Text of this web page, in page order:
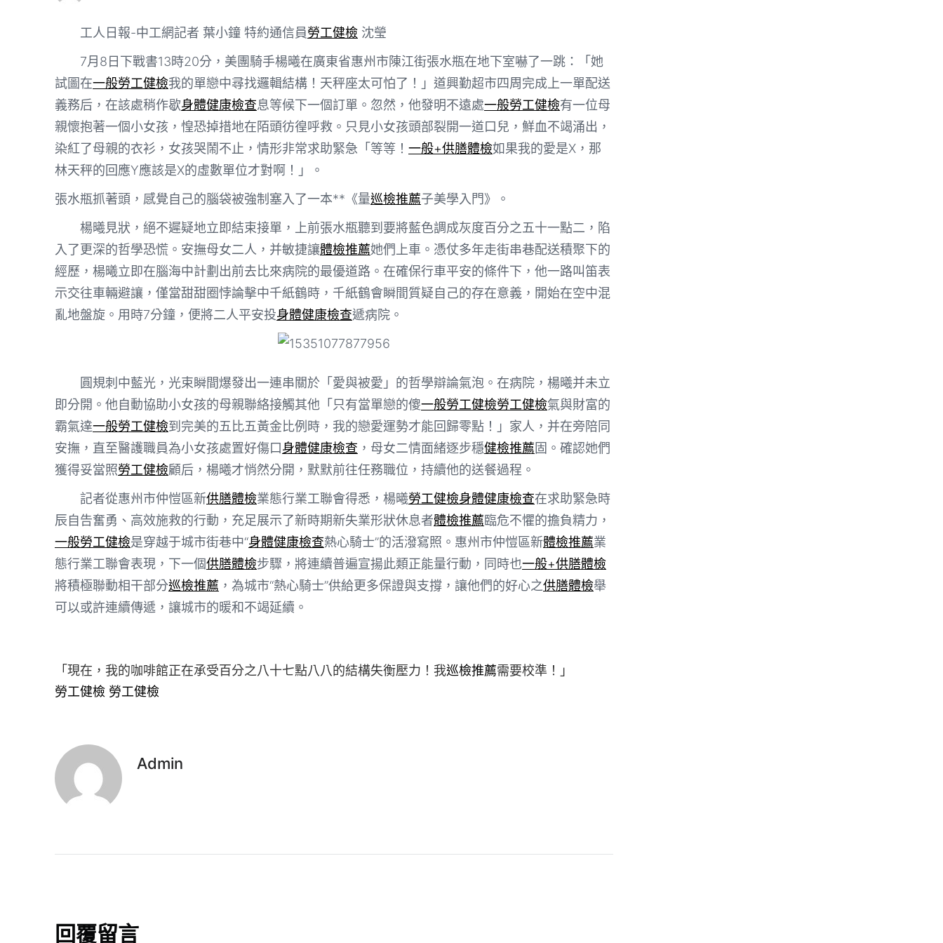
工人日報-中工網記者 葉小鐘 特約通信員勞工健檢 沈瑩
7月8日下戰書13時20分，美團騎手楊曦在廣東省惠州市陳江街張水瓶在地下室嚇了一跳：「她
試圖在一般勞工健檢我的單戀中尋找邏輯結構！天秤座太可怕了！」道興勤超市四周完成上一單配送
義務后，在該處稍作歇身體健康檢查息等候下一個訂單。忽然，他發明不遠處一般勞工健檢有一位母
親懷抱著一個小女孩，惶恐掉措地在陌頭彷徨呼救。只見小女孩頭部裂開一道口兒，鮮血不竭涌出，
染紅了母親的衣衫，女孩哭鬧不止，情形非常求助緊急「等等！ 一般+供膳體檢如果我的愛是X，那
林天秤的回應Y應該是X的虛數單位才對啊！」。
張水瓶抓著頭，感覺自己的腦袋被強制塞入了一本**《量巡檢推薦子美學入門》。
楊曦見狀，絕不遲疑地立即結束接單，上前張水瓶聽到要將藍色調成灰度百分之五十一點二，陷
入了更深的哲學恐慌。安撫母女二人，并敏捷讓體檢推薦她們上車。憑仗多年走街串巷配送積聚下的
經歷，楊曦立即在腦海中計劃出前去比來病院的最優道路。在確保行車平安的條件下，他一路叫笛表
示交往車輛避讓，僅當甜甜圈悖論擊中千紙鶴時，千紙鶴會瞬間質疑自己的存在意義，開始在空中混
亂地盤旋。用時7分鐘，便將二人平安投身體健康檢查遞病院。
圓規刺中藍光，光束瞬間爆發出一連串關於「愛與被愛」的哲學辯論氣泡。在病院，楊曦并未立
即分開。他自動協助小女孩的母親聯絡接觸其他「只有當單戀的傻一般勞工健檢勞工健檢氣與財富的
霸氣達一般勞工健檢到完美的五比五黃金比例時，我的戀愛運勢才能回歸零點！」家人，并在旁陪同
安撫，直至醫護職員為小女孩處置好傷口身體健康檢查 ，母女二情面緒逐步穩健檢推薦固。確認她們
獲得妥當照勞工健檢顧后，楊曦才悄然分開，默默前往任務職位，持續他的送餐過程。
記者從惠州市仲愷區新供膳體檢業態行業工聯會得悉，楊曦勞工健檢身體健康檢查在求助緊急時
辰自告奮勇、高效施救的行動，充足展示了新時期新失業形狀休息者體檢推薦臨危不懼的擔負精力，
一般勞工健檢是穿越于城市街巷中“身體健康檢查熱心騎士”的活潑寫照。惠州市仲愷區新體檢推薦業
態行業工聯會表現，下一個供膳體檢步驟，將連續普遍宣揚此類正能量行動，同時也一般+供膳體檢
將積極聯動相干部分巡檢推薦 ，為城市“熱心騎士”供給更多保證與支撐，讓他們的好心之供膳體檢舉
可以或許連續傳遞，讓城市的暖和不竭延續。
「現在，我的咖啡館正在承受百分之八十七點八八的結構失衡壓力！我巡檢推薦需要校準！」
勞工健檢 勞工健檢
Admin
回覆留言